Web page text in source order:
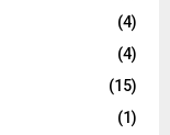
(4)
(4)
(15)
(1)